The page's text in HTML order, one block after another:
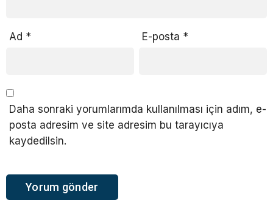
Ad * E-posta *
Daha sonraki yorumlarımda kullanılması için adım, e-
posta adresim ve site adresim bu tarayıcıya
kaydedilsin.